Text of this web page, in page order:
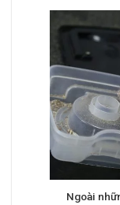
Ngoài